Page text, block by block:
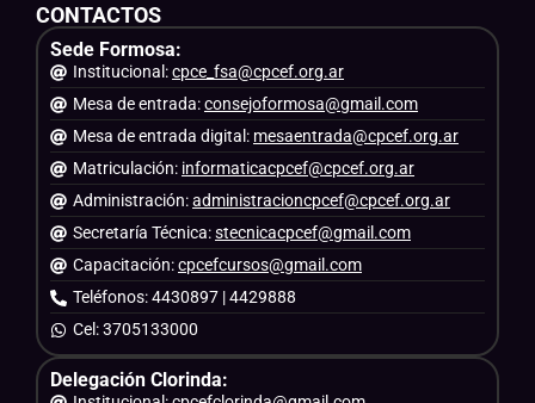
CONTACTOS
Sede Formosa:
Institucional:cpce_fsa@cpcef.org.ar
Mesa de entrada:consejoformosa@gmail.com
Mesa de entrada digital: mesaentrada@cpcef.org.ar
Matriculación: informaticacpcef@cpcef.org.ar
Administración:administracioncpcef@cpcef.org.ar
Secretaría Técnica:stecnicacpcef@gmail.com
Capacitación:cpcefcursos@gmail.com
Teléfonos: 4430897 | 4429888
Cel: 3705133000
Delegación Clorinda: